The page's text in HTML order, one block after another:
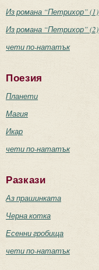
Из романа “Петрихор” (1)
Из романа “Петрихор” (2)
чети по-нататък
Поезия
Планети
Магия
Икар
чети по-нататък
Разкази
Аз прашинката
Черна котка
Есенни гробища
чети по-нататък